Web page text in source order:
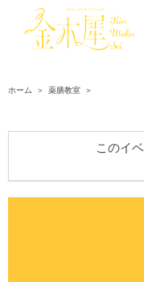
ホーム ＞ 薬膳教室 ＞
このイ